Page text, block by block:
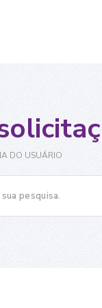
DO USUÁRIO